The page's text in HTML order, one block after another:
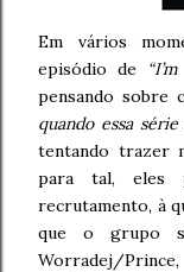
Em vários
episódio de
pensando sobre
quando essa
tentando trazer
para tal, eles
recrutamento, à
que o grupo
Worradej/